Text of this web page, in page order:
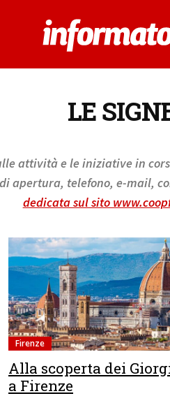
LE
attività e le iniziative in
apertura, telefono, e-mail,
dedicata sul sito
Firenze
Alla scoperta dei
a Firenze